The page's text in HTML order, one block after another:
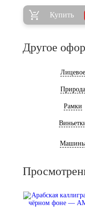
Купить
Другое
Лицевое
Природа
Рамки